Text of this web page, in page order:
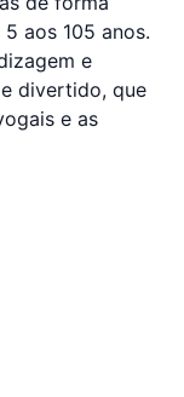
aos 105 anos.
e
divertido, que
e as